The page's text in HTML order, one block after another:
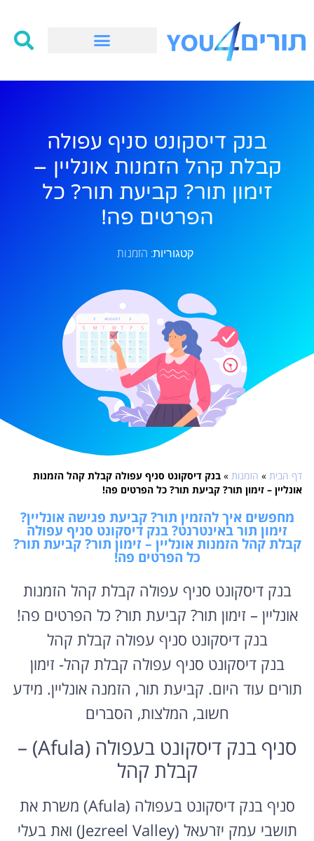
בנק דיסקונט סניף עפולה
קבלת קהל הזמנות אונליין –
זימון תור? קביעת תור? כל
הפרטים פה!
קטגוריות: הזמנות
דף הבית » הזמנות » בנק דיסקונט סניף עפולה קבלת קהל הזמנות
אונליין – זימון תור? קביעת תור? כל הפרטים פה!
מחפשים איך להזמין תור? קביעת פגישה אונליין?
זימון תור באינטרנט? בנק דיסקונט סניף עפולה
קבלת קהל הזמנות אונליין – זימון תור? קביעת תור?
כל הפרטים פה!
בנק דיסקונט סניף עפולה קבלת קהל הזמנות
אונליין – זימון תור? קביעת תור? כל הפרטים פה!
בנק דיסקונט סניף עפולה קבלת קהל
בנק דיסקונט סניף עפולה קבלת קהל- זימון
תורים עוד היום. קביעת תור, הזמנה אונליין. מידע
חשוב, המלצות, הסברים
סניף בנק דיסקונט בעפולה (Afula) –
קבלת קהל
סניף בנק דיסקונט בעפולה (Afula) משרת את
תושבי עמק יזרעאל (Jezreel Valley) ואת בעלי